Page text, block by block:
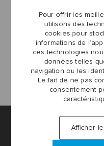
Pour offrir les
utilisons des
cookies pour
informations de
ces technologies
données telles
navigation ou les
Le fait de ne pas
consentement
Afficher
États-Unis D’Amérique